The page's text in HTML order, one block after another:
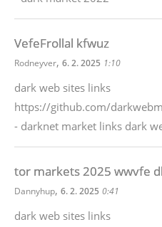
VefeFrollal kfwuz
Rodneyver, 6. 2. 2025 1:10
dark web sites links
https://github.com/
- darknet market links dark
tor markets 2025 wwvfe dl
Dannyhup, 6. 2. 2025 0:41
dark web sites links